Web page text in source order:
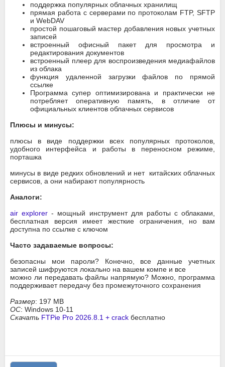
поддержка популярных облачных хранилищ
прямая работа с серверами по протоколам FTP, SFTP
и WebDAV
простой пошаговый мастер добавления новых учетных
записей
встроенный офисный пакет для просмотра и
редактирования документов
встроенный плеер для воспроизведения медиафайлов
из облака
функция удаленной загрузки файлов по прямой
ссылке
Программа супер оптимизирована и практически не
потребляет оперативную память, в отличие от
официальных клиентов облачных сервисов
Плюсы и минусы:
плюсы в виде поддержки всех популярных протоколов,
удобного интерфейса и работы в переносном режиме,
порташка
минусы в виде редких обновлений и нет китайских облачных
сервисов, а они набирают популярность
Аналоги:
air explorer - мощный инструмент для работы с облаками,
бесплатная версия имеет жесткие ограничения, но вам
доступна по ссылке с ключом
Часто задаваемые вопросы:
безопасны мои пароли? Конечно, все данные учетных
записей шифруются локально на вашем компе и все
можно ли передавать файлы напрямую? Можно, программа
поддерживает передачу без промежуточного сохранения
Размер: 197 MB
ОС: Windows 10-11
Скачать FTPie Pro 2026.8.1 + crack бесплатно